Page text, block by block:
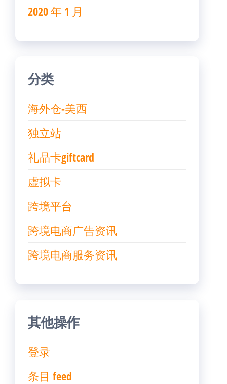
2020 年 1 月
分类
海外仓-美西
独立站
礼品卡giftcard
虚拟卡
跨境平台
跨境电商广告资讯
跨境电商服务资讯
其他操作
登录
条目 feed